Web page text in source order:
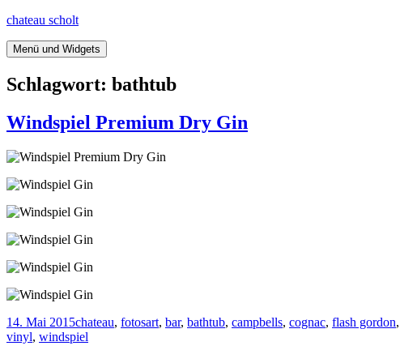
Springe
Inhalt
chateau scholt
Menü und Widgets
Schlagwort: bathtub
Windspiel Premium Dry Gin
Veröffentlicht
am
14. Mai 2015Kategorien
chateau, fotosTags
art, bar, bathtub, campbells, cognac, flash gordon,
vinyl, windspiel